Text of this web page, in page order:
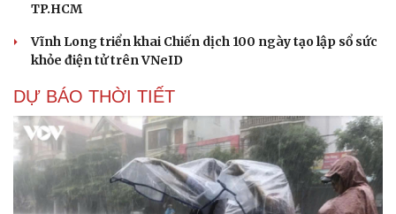
TP.HCM
Vĩnh Long triển khai Chiến dịch 100 ngày tạo lập sổ sức
khỏe điện tử trên VNeID
DỰ BÁO THỜI TIẾT